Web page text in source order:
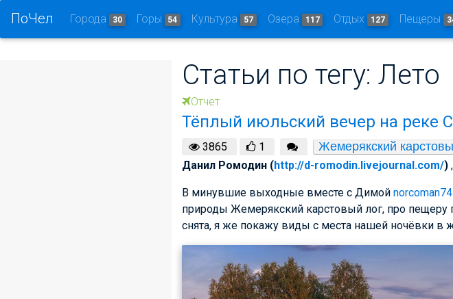
ПоЧел Города 30 Горы 54 Культура 57 Озера 117 Отдых 127 Пещеры
Статьи по тегу: Лето
Отчет
Тёплый июльский вечер на реке
3865 1 Жемерякский
Данил Ромодин (http://d-romodin.livejournal.com/)
В минувшие выходные вместе с Димой norcoman74
природы Жемерякский карстовый лог, про пещеру
снята, я же покажу виды с места нашей ночёвки в